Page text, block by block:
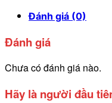
Đánh giá (0)
Đánh giá
Chưa có đánh giá nào.
Hãy là người đầu